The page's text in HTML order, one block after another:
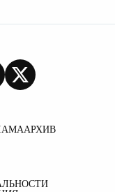
АРХИВ